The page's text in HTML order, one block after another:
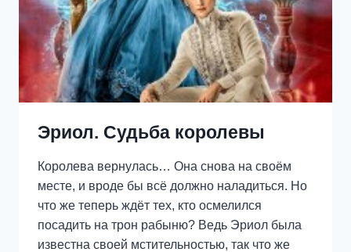
Эриол. Судьба королевы
Королева вернулась… Она снова на своём
месте, и вроде бы всё должно наладиться. Но
что же теперь ждёт тех, кто осмелился
посадить на трон рабыню? Ведь Эриол была
известна своей мстительностью, так что же